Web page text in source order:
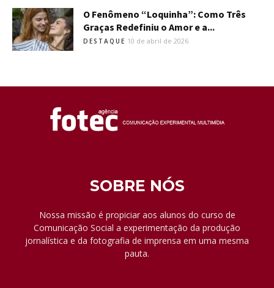
O Fenômeno “Loquinha”: Como Três
Graças Redefiniu o Amor e a...
DESTAQUE 10 de abril de 2026
SOBRE NÓS
Nossa missão é propiciar aos alunos do curso de
Comunicação Social a experimentação da produção
jornalística e da fotografia de imprensa em uma mesma
pauta.